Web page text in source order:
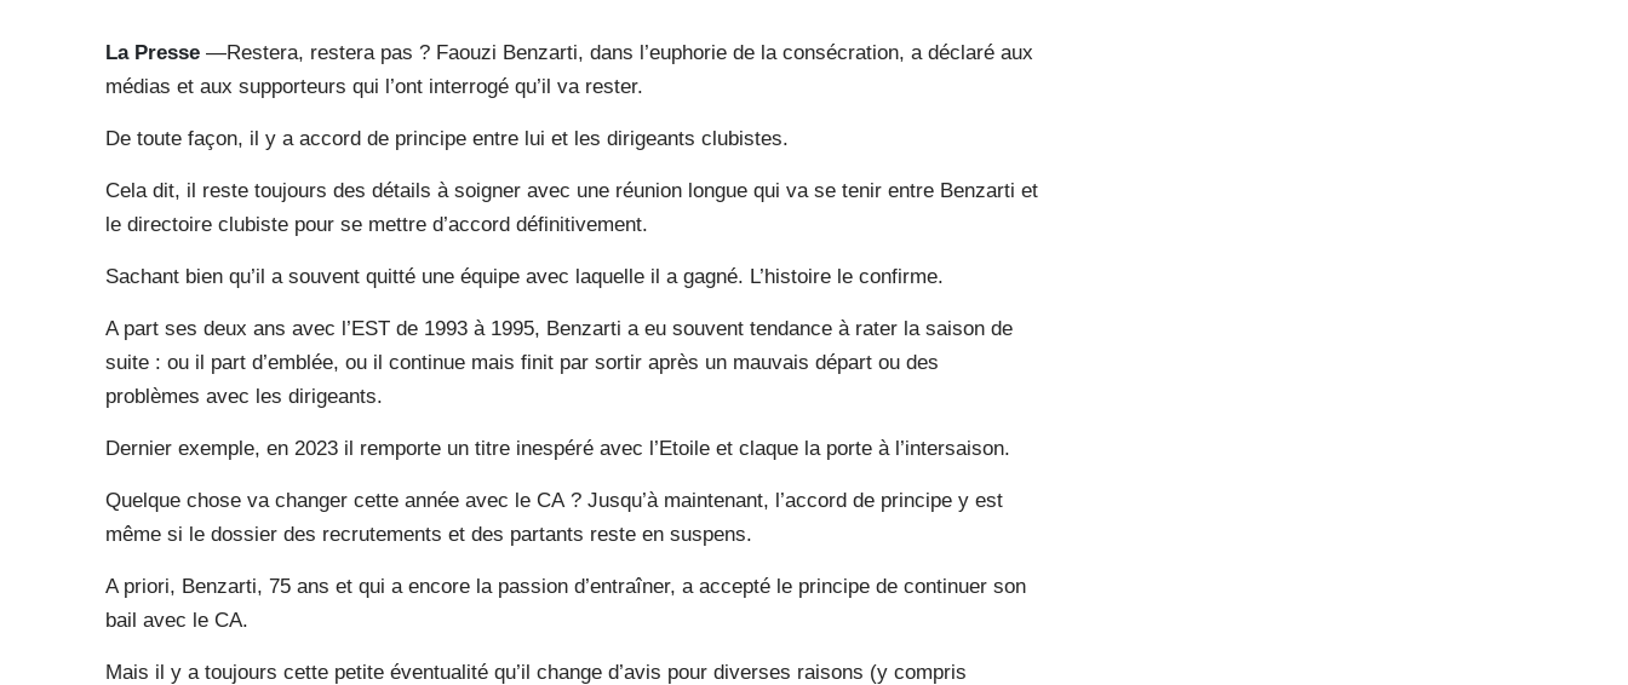
La Presse —Restera, restera pas ? Faouzi Benzarti, dans l’euphorie de la consécration, a déclaré aux
médias et aux supporteurs qui l’ont interrogé qu’il va rester.
De toute façon, il y a accord de principe entre lui et les dirigeants clubistes.
Cela dit, il reste toujours des détails à soigner avec une réunion longue qui va se tenir entre Benzarti et
le directoire clubiste pour se mettre d’accord définitivement.
Sachant bien qu’il a souvent quitté une équipe avec laquelle il a gagné. L’histoire le confirme.
A part ses deux ans avec l’EST de 1993 à 1995, Benzarti a eu souvent tendance à rater la saison de
suite : ou il part d’emblée, ou il continue mais finit par sortir après un mauvais départ ou des
problèmes avec les dirigeants.
Dernier exemple, en 2023 il remporte un titre inespéré avec l’Etoile et claque la porte à l’intersaison.
Quelque chose va changer cette année avec le CA ? Jusqu’à maintenant, l’accord de principe y est
même si le dossier des recrutements et des partants reste en suspens.
A priori, Benzarti, 75 ans et qui a encore la passion d’entraîner, a accepté le principe de continuer son
bail avec le CA.
Mais il y a toujours cette petite éventualité qu’il change d’avis pour diverses raisons (y compris